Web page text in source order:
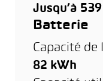
Jusqu’à
Batterie
Capacité de
82 kWh